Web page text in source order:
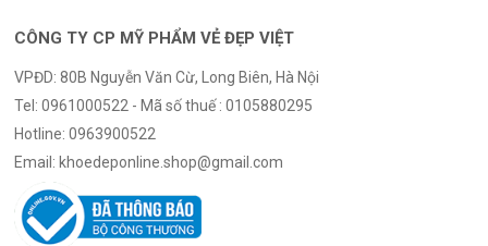
CÔNG TY CP MỸ PHẨM VẺ ĐẸP VIỆT
VPĐD: 80B Nguyễn Văn Cừ, Long Biên, Hà Nội
Tel:0961000522 - Mã số thuế : 0105880295
Hotline:0963900522
Email: khoedeponline.shop@gmail.com